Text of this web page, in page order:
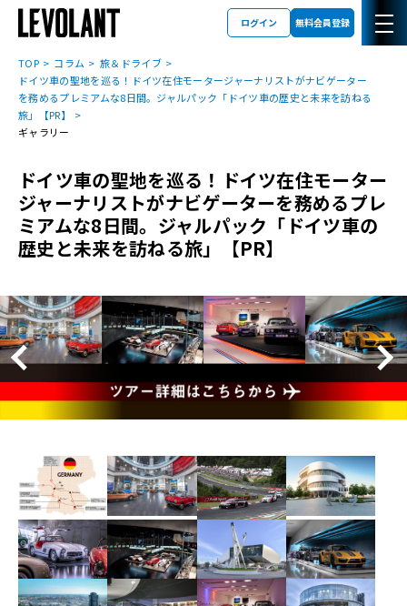
ログイン 無料会員登録
TOP コラム
旅＆ドライブ
ドイツ車の聖地を巡る！ドイツ在住モータージャーナリストがナビゲーター
を務めるプレミアムな8日間。ジャルパック「ドイツ車の歴史と未来を訪ねる
旅」【PR】
ギャラリー
ドイツ車の聖地を巡る！ドイツ在住モーター
ジャーナリストがナビゲーターを務めるプレ
ミアムな8日間。ジャルパック「ドイツ車の
歴史と未来を訪ねる旅」【PR】